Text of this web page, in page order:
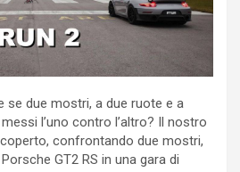
se due mostri, a due ruote e a
l’uno contro l’altro? Il nostro
confrontando due mostri,
GT2 RS in una gara di